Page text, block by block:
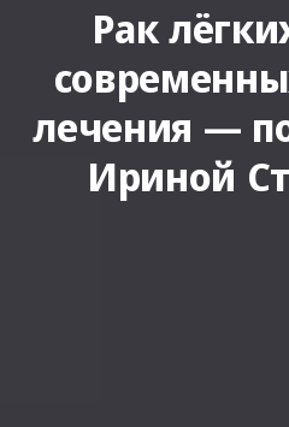
Рак
лечения —
Ириной